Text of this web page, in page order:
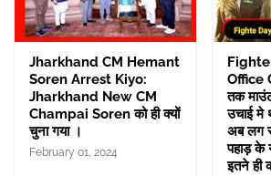
Jharkhand CM Hemant
Soren Arrest Kiyo:
Jharkhand New CM
Champai Soren को ही क्यों
चुना गया ।
February 01, 2024
Office
तक
उचाई मे
अब लग
पहाड़ के
इतने ही